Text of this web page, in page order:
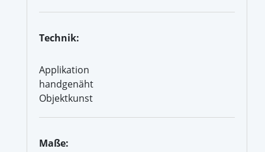
Technik:
Applikation
handgenäht
Objektkunst
Maße: